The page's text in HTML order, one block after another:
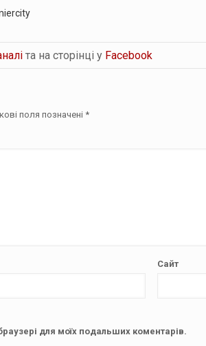
та на сторінці у Facebook
поля позначені *
Сайт
для моїх подальших коментарів.